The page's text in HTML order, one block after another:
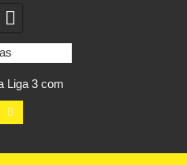
Liga 3 com
Santarém